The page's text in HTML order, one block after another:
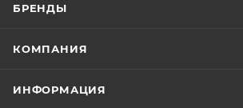
БРЕНДЫ
КОМПАНИЯ
ИНФОРМАЦИЯ